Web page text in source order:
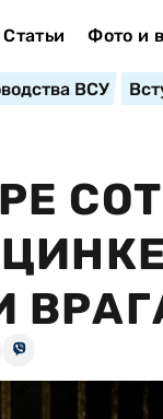
Статьи Фото и
ВСУ